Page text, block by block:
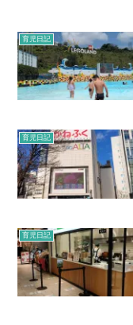
育児日記
育児日記
育児日記